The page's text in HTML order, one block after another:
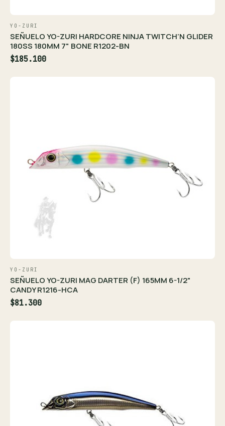
YO-ZURI
SEÑUELO YO-ZURI HARDCORE NINJA TWITCH’N GLIDER
180SS 180MM 7" BONE R1202-BN
$185.100
YO-ZURI
SEÑUELO YO-ZURI MAG DARTER (F) 165MM 6-1/2"
CANDY R1216-HCA
$81.300